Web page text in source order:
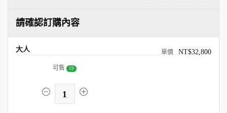
請確認訂購內容
大人 NT$32,800
可售 19
1